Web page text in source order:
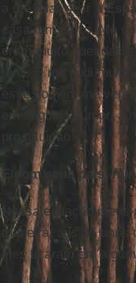
a me falar de ir à
casa, um carro. Me
eram muito queridas
tens. E me iludi
esse homem me
em seguida cumpri a
prostituição.
E com seus pais,
Nessa equação meus
maneira, aos 16
eles ficaram em